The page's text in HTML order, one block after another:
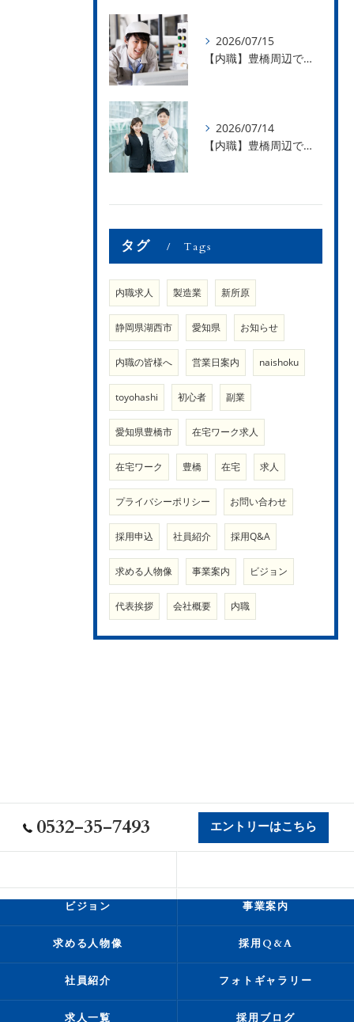
2026/07/15
【内職】豊橋周辺で内職のお仕事を探している方募集中！【急な学級閉鎖も安心】
2026/07/14
【内職】豊橋周辺で内職のお仕事を探している方募集中！【内職さまのお声②】
タグ Tags
内職求人 製造業 新所原
静岡県湖西市 愛知県 お知らせ
内職の皆様へ 営業日案内 naishoku
toyohashi 初心者 副業
愛知県豊橋市 在宅ワーク求人
在宅ワーク 豊橋 在宅 求人
プライバシーポリシー お問い合わせ
採用申込 社員紹介 採用Q&A
求める人物像 事業案内 ビジョン
代表挨拶 会社概要 内職
0532-35-7493 エントリーはこちら
ビジョン 事業案内
求める人物像 採用Q&A
社員紹介 フォトギャラリー
求人一覧 採用ブログ